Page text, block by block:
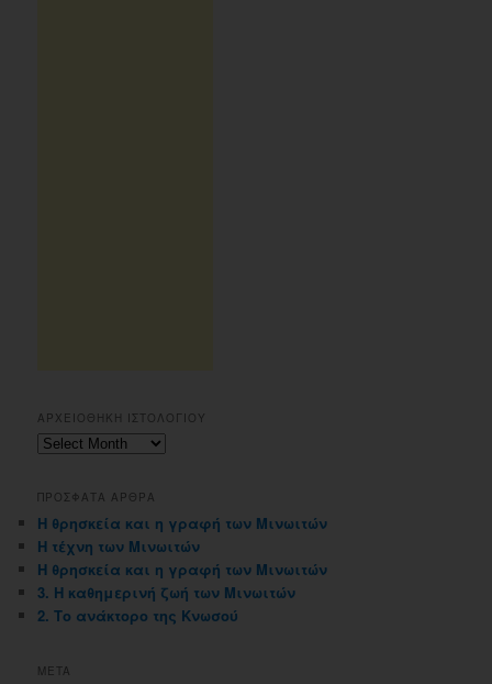
ΑΡΧΕΙΟΘΗΚΗ ΙΣΤΟΛΟΓΙΟΥ
Αρχειοθηκη
ΠΡΟΣΦΑΤΑ ΑΡΘΡΑ
Η θρησκεία και η γραφή των Μινωιτών
Η τέχνη των Μινωιτών
Η θρησκεία και η γραφή των Μινωιτών
3. Η καθημερινή ζωή των Μινωιτών
2. Το ανάκτορο της Κνωσού
META